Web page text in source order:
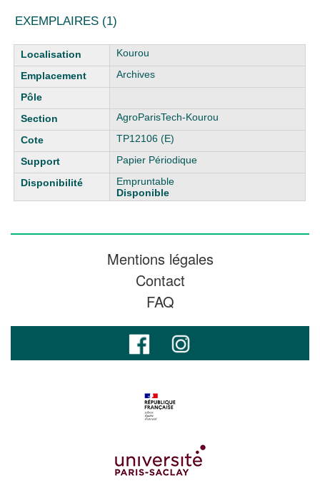
EXEMPLAIRES (1)
Liste des exemplaires
Kourou
Archives
AgroParisTech-Kourou
TP12106 (E)
Papier Périodique
Empruntable
Disponible
Mentions légales
Contact
FAQ